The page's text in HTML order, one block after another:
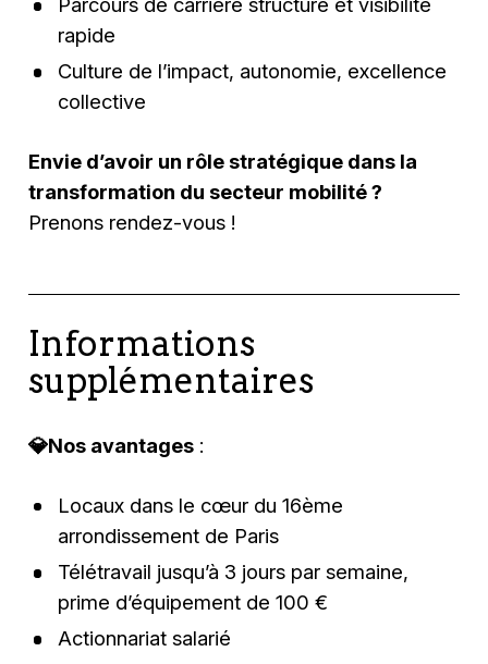
rapide
Culture de l’impact, autonomie, excellence
collective
Envie d’avoir un rôle stratégique dans la
transformation du secteur mobilité ?
Prenons rendez-vous !
Informations
supplémentaires
💎Nos avantages :
Locaux dans le cœur du 16ème
arrondissement de Paris
Télétravail jusqu’à 3 jours par semaine,
prime d’équipement de 100 €
Actionnariat salarié